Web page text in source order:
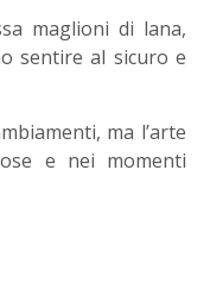
maglioni di lana,
sentire al sicuro e
ma l’arte
e nei momenti